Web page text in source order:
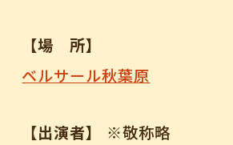
【場 所】
ベルサール秋葉原
【出演者】
※敬称略